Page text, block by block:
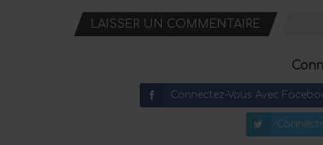
LAISSER UN COMMENTAIRE
Connectez-Vous Avec